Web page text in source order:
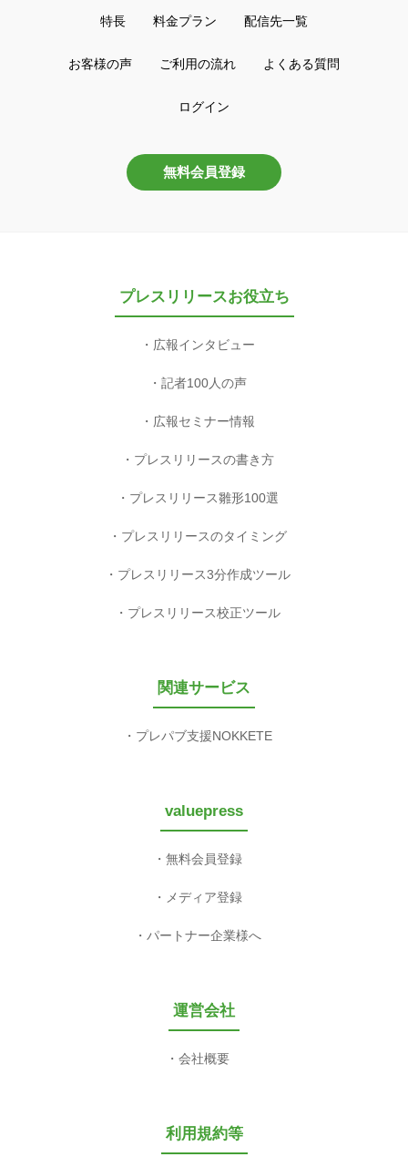
特長 料金プラン 配信先一覧
お客様の声 ご利用の流れ よくある質問
ログイン
無料会員登録
プレスリリースお役立ち
広報インタビュー
記者100人の声
広報セミナー情報
プレスリリースの書き方
プレスリリース雛形100選
プレスリリースのタイミング
プレスリリース3分作成ツール
プレスリリース校正ツール
関連サービス
プレパブ支援NOKKETE
valuepress
無料会員登録
メディア登録
パートナー企業様へ
運営会社
会社概要
利用規約等